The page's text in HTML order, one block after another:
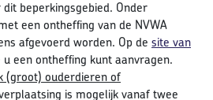
beperkingsgebied. Onder
een ontheffing van de NVWA
afgevoerd worden. Op de site van
een ontheffing kunt aanvragen.
(groot) ouderdieren of
is mogelijk vanaf twee